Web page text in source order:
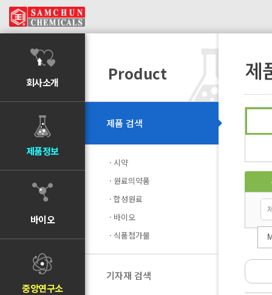
회사소개
제품정보
바이오
중앙연구소
Product
제품 검색
시약
원료의약품
합성원료
바이오
식품첨가물
기자재 검색
제